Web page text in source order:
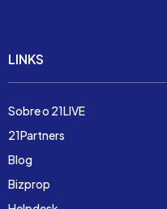
LINKS
Sobre o 21LIVE
21Partners
Blog
Bizprop